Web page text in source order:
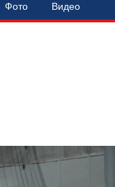
Фото Видео